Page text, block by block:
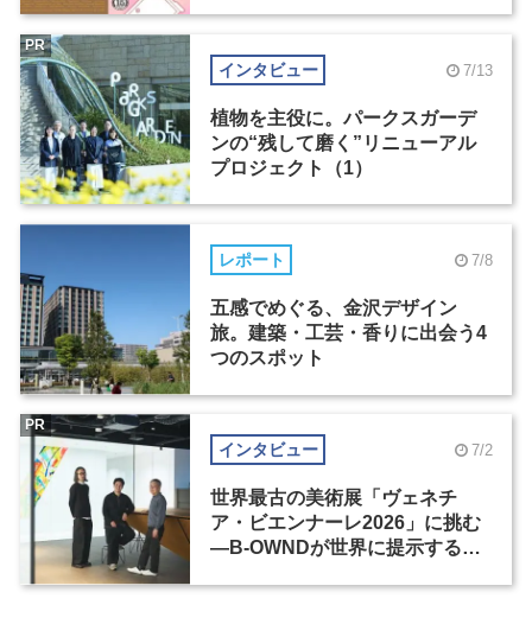
インタビュー 7/13
植物を主役に。パークスガーデ
ンの“残して磨く”リニューアル
プロジェクト（1）
PR
レポート 7/8
五感でめぐる、金沢デザイン
旅。建築・工芸・香りに出会う4
つのスポット
インタビュー 7/2
世界最古の美術展「ヴェネチ
ア・ビエンナーレ2026」に挑む
―B-OWNDが世界に提示する美
PR